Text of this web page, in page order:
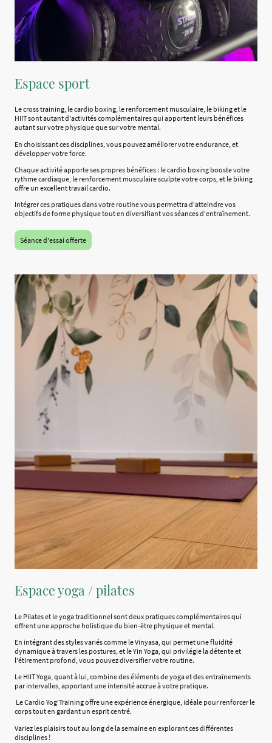
Espace sport
Le cross training, le cardio boxing, le renforcement musculaire, le biking et le
HIIT sont autant d'activités complémentaires qui apportent leurs bénéfices
autant sur votre physique que sur votre mental.
En choisissant ces disciplines, vous pouvez améliorer votre endurance, et
développer votre force.
Chaque activité apporte ses propres bénéfices : le cardio boxing booste votre
rythme cardiaque, le renforcement musculaire sculpte votre corps, et le biking
offre un excellent travail cardio.
Intégrer ces pratiques dans votre routine vous permettra d'atteindre vos
objectifs de forme physique tout en diversifiant vos séances d'entraînement.
Séance d'essai offerte
Espace yoga / pilates
Le Pilates et le yoga traditionnel sont deux pratiques complémentaires qui
offrent une approche holistique du bien-être physique et mental.
En intégrant des styles variés comme le Vinyasa, qui permet une fluidité
dynamique à travers les postures, et le Yin Yoga, qui privilégie la détente et
l'étirement profond, vous pouvez diversifier votre routine.
Le HIIT Yoga, quant à lui, combine des éléments de yoga et des entraînements
par intervalles, apportant une intensité accrue à votre pratique.
Le Cardio Yog'Training offre une expérience énergique, idéale pour renforcer le
corps tout en gardant un esprit centré.
Variez les plaisirs tout au long de la semaine en explorant ces différentes
disciplines !